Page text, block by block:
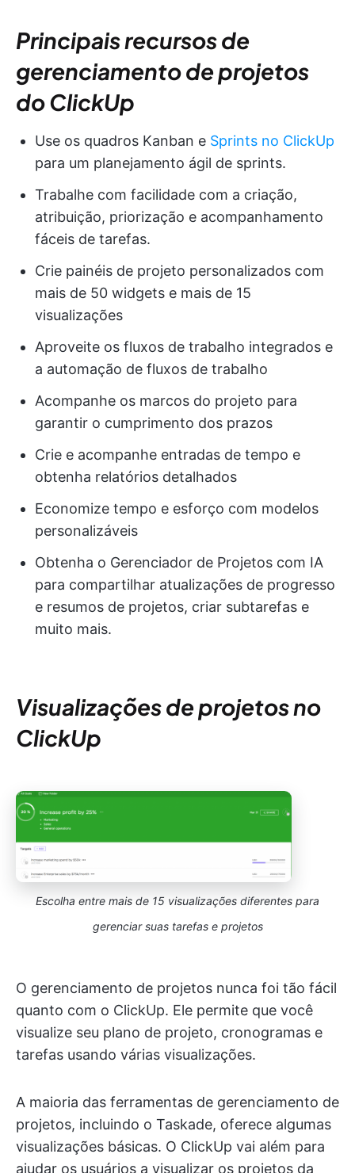
Principais recursos de
gerenciamento de projetos
do ClickUp
Use os quadros Kanban e Sprints no ClickUp
para um planejamento ágil de sprints.
Trabalhe com facilidade com a criação,
atribuição, priorização e acompanhamento
fáceis de tarefas.
Crie painéis de projeto personalizados com
mais de 50 widgets e mais de 15
visualizações
Aproveite os fluxos de trabalho integrados e
a automação de fluxos de trabalho
Acompanhe os marcos do projeto para
garantir o cumprimento dos prazos
Crie e acompanhe entradas de tempo e
obtenha relatórios detalhados
Economize tempo e esforço com modelos
personalizáveis
Obtenha o Gerenciador de Projetos com IA
para compartilhar atualizações de progresso
e resumos de projetos, criar subtarefas e
muito mais.
Visualizações de projetos no
ClickUp
Escolha entre mais de 15 visualizações diferentes para
gerenciar suas tarefas e projetos
O gerenciamento de projetos nunca foi tão fácil
quanto com o ClickUp. Ele permite que você
visualize seu plano de projeto, cronogramas e
tarefas usando várias visualizações.
A maioria das ferramentas de gerenciamento de
projetos, incluindo o Taskade, oferece algumas
visualizações básicas. O ClickUp vai além para
ajudar os usuários a visualizar os projetos da